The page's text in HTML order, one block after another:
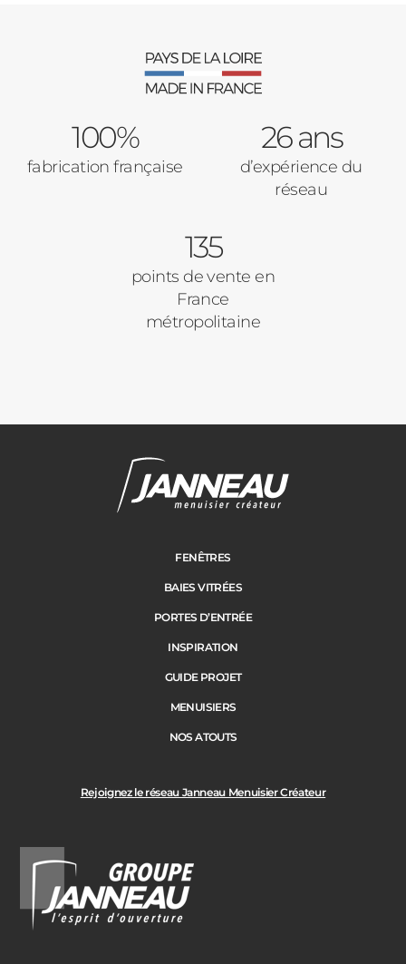
100%
fabrication française
26 ans
d’expérience du
réseau
135
points de vente en
France
métropolitaine
Rejoignez le réseau Janneau Menuisier Créateur
FENÊTRES
BAIES VITRÉES
PORTES D’ENTRÉE
INSPIRATION
GUIDE PROJET
MENUISIERS
NOS ATOUTS